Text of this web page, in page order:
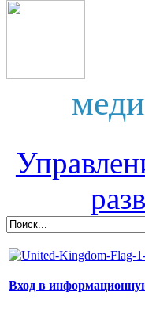
Вход в